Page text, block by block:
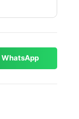
WhatsApp